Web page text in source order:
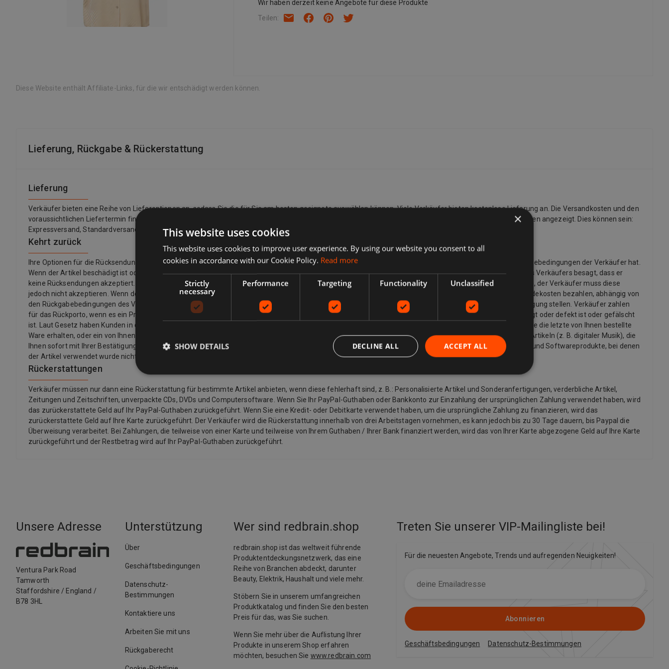
Wir haben derzeit keine Angebote für diese Produkte
Teilen:
Diese Website enthält Affiliate-Links, für die wir entschädigt werden können.
Lieferung, Rückgabe & Rückerstattung
Lieferung
Verkäufer bieten eine Reihe von Lieferoptionen an, sodass Sie die für Sie am besten geeignete auswählen können. Viele Verkäufer bieten kostenlose Lieferung an. Die Versandkosten und den
voraussichtlichen Liefertermin finden Sie immer in einer Auflistung des Verkäufers. Während der Kaufabwicklung wird eine vollständige Liste der Lieferoptionen angezeigt. Dies können sein:
Expressversand, Standardversand, Economy-Versand, Click & Collect, kostenlose lokale Abholung vom Verkäufer.
Kehrt zurück
Ihre Optionen für die Rücksendung eines Artikels hängen davon ab, was Sie zurückgeben möchten, warum Sie ihn zurückgeben möchten und welche Rückgabebedingungen der Verkäufer hat.
Wenn der Artikel beschädigt ist oder nicht mit der Auflistungsbeschreibung übereinstimmt, können Sie ihn zurückgeben, auch wenn die Rückgaberichtlinie des Verkäufers besagt, dass er
keine Rücksendungen akzeptiert. Wenn Sie Ihre Meinung geändert haben und keinen Artikel mehr möchten, können Sie dennoch eine Rücksendung anfordern, der Verkäufer muss diese
jedoch nicht akzeptieren. Wenn der Käufer seine Meinung zu einem Kauf ändert und einen Artikel zurückgeben möchte, muss er möglicherweise die Rücksendekosten bezahlen, abhängig von
den Rückgabebedingungen des Verkäufers. Verkäufer können dem Käufer eine Rücksendeadresse und zusätzliche Rücksendeportoinformationen zur Verfügung stellen. Verkäufer zahlen
für das Rückporto, wenn es ein Problem mit dem Artikel gibt. Wenn der Artikel beispielsweise nicht mit der Auflistungsbeschreibung übereinstimmt, beschädigt oder defekt ist oder gefälscht
ist. Laut Gesetz haben Kunden in der Europäischen Union auch das Recht, den Kauf eines Artikels innerhalb von 14 Tagen ab dem Tag zu stornieren, an dem Sie die letzte von Ihnen bestellte
Ware erhalten, oder ein von Ihnen angegebener Dritter (außer dem Spediteur) (falls separat geliefert). Dies gilt für alle Produkte mit Ausnahme von digitalen Artikeln (z. B. digitaler Musik), die
Ihnen sofort mit Ihrer Bestätigung zur Verfügung gestellt werden, sowie für andere Artikel wie Video, DVD, Audio, Videospiele, Sex- und Sinnlichkeitsprodukte und Softwareprodukte, bei denen
der Artikel verwendet wurde nicht versiegelt.
Rückerstattungen
Verkäufer müssen nur dann eine Rückerstattung für bestimmte Artikel anbieten, wenn diese fehlerhaft sind, z. B.: Personalisierte Artikel und Sonderanfertigungen, verderbliche Artikel,
Zeitungen und Zeitschriften, unverpackte CDs, DVDs und Computersoftware. Wenn Sie Ihr PayPal-Guthaben oder Bankkonto zur Einzahlung der ursprünglichen Zahlung verwendet haben, wird
das zurückerstattete Geld auf Ihr PayPal-Guthaben zurückgeführt. Wenn Sie eine Kredit- oder Debitkarte verwendet haben, um die ursprüngliche Zahlung zu finanzieren, wird das
zurückerstattete Geld auf Ihre Karte zurückgeführt. Der Verkäufer wird die Rückerstattung innerhalb von drei Arbeitstagen vornehmen, es kann jedoch bis zu 30 Tage dauern, bis Paypal die
Überweisung verarbeitet. Bei Zahlungen, die teilweise von einer Karte und teilweise von Ihrem Guthaben / Ihrer Bank finanziert werden, wird das von Ihrer Karte abgezogene Geld auf Ihre Karte
zurückgeführt und der Restbetrag wird auf Ihr PayPal-Guthaben zurückgeführt.
Unsere Adresse
Ventura Park Road
Tamworth
Staffordshire / England /
B78 3HL
Unterstützung
Über
Geschäftsbedingungen
Datenschutz-
Bestimmungen
Kontaktiere uns
Arbeiten Sie mit uns
Rückgaberecht
Wer sind redbrain.shop
redbrain.shop ist das weltweit führende
Produktentdeckungsnetzwerk, das eine
Reihe von Branchen abdeckt, darunter
Beauty, Elektrik, Haushalt und viele mehr.
Stöbern Sie in unserem umfangreichen
Produktkatalog und finden Sie den besten
Preis für das, was Sie suchen.
Wenn Sie mehr über die Auflistung Ihrer
Produkte in unserem Shop erfahren
möchten, besuchen Sie www.redbrain.com
Treten Sie unserer VIP-Mailingliste bei!
Für die neuesten Angebote, Trends und aufregenden Neuigkeiten!
Abonnieren
Geschäftsbedingungen Datenschutz-Bestimmungen
×
This website uses cookies
This website uses cookies to improve user experience. By using our website you consent to all
cookies in accordance with our Cookie Policy. Read more
Strictly
necessary
Performance Targeting Functionality Unclassified
ACCEPT ALL
DECLINE ALL
SHOW DETAILS